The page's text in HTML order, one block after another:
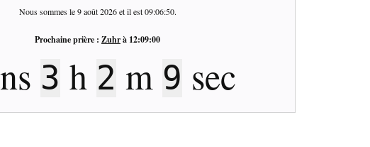
Nous sommes le9 août 2026et il est09:06:51.
Prochaine prière : Zuhrà 12:09:00
3 h 2 m 8 sec